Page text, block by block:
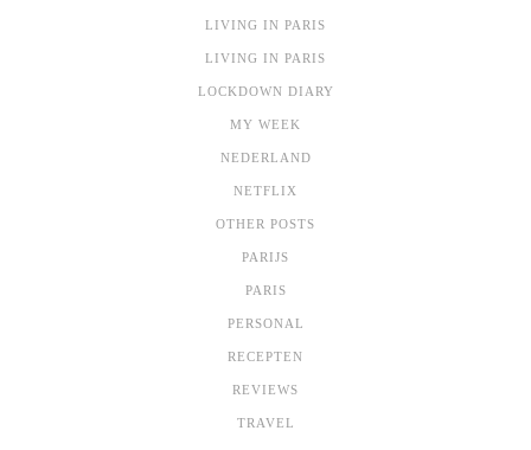
LIVING IN PARIS
LIVING IN PARIS
LOCKDOWN DIARY
MY WEEK
NEDERLAND
NETFLIX
OTHER POSTS
PARIJS
PARIS
PERSONAL
RECEPTEN
REVIEWS
TRAVEL